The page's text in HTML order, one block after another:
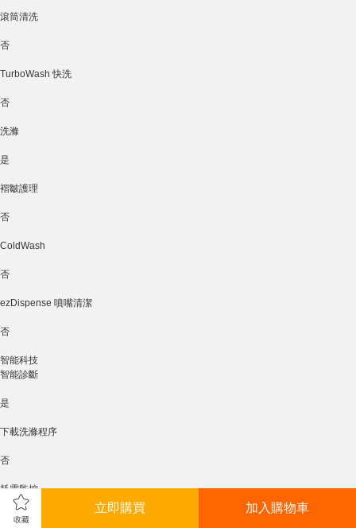
滾筒清洗
否
TurboWash 快洗
否
洗滌
是
褶皺護理
否
ColdWash
否
ezDispense 噴嘴清潔
否
智能科技
智能診斷
是
下載洗滌程序
否
耗電監控
立即購買 加入購物車